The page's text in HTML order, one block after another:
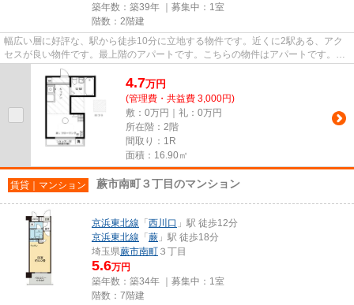
築年数：築39年 ｜募集中： 1室
階数：2階建
幅広い層に好評な、駅から徒歩10分に立地する物件です。近くに2駅ある、アク
セスが良い物件です。最上階のアパートです。こちらの物件はアパートです。蕨
市エリアにある賃貸情報のこと...
4.7万円
(管理費・共益費 3,000円)
敷：0万円｜礼：0万円
所在階：2階
間取り：1R
面積：16.90㎡
賃貸｜マンション 蕨市南町３丁目のマンション
京浜東北線 「 西川口 」駅 徒歩12分
京浜東北線 「 蕨 」駅 徒歩18分
埼玉県蕨市南町 ３丁目
5.6万円
築年数：築34年 ｜募集中： 1室
階数：7階建